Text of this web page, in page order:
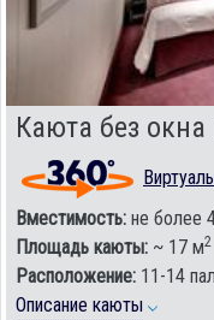
Каюта без
Вместимость: не более
Площадь каюты: ~ 17 м2
Расположение: 11-14
Описание каюты